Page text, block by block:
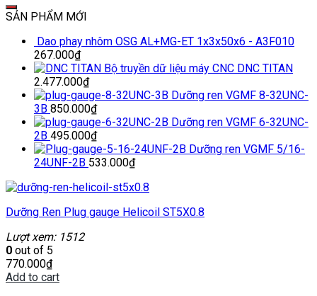
SẢN PHẨM MỚI
Dao phay nhôm OSG AL+MG-ET 1x3x50x6 - A3F010
267.000₫
Bộ truyền dữ liệu máy CNC DNC TITAN
2.477.000₫
Dưỡng ren VGMF 8-32UNC-
3B 850.000₫
Dưỡng ren VGMF 6-32UNC-
2B 495.000₫
Dưỡng ren VGMF 5/16-
24UNF-2B 533.000₫
Dưỡng Ren Plug gauge Helicoil ST5X0.8
Lượt xem: 1512
0 out of 5
770.000₫
Add to cart